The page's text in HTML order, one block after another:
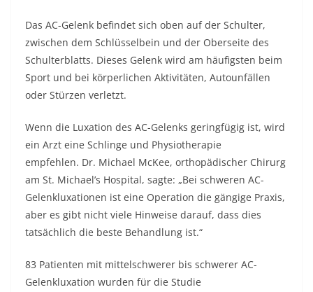
Das AC-Gelenk befindet sich oben auf der Schulter,
zwischen dem Schlüsselbein und der Oberseite des
Schulterblatts. Dieses Gelenk wird am häufigsten beim
Sport und bei körperlichen Aktivitäten, Autounfällen
oder Stürzen verletzt.
Wenn die Luxation des AC-Gelenks geringfügig ist, wird
ein Arzt eine Schlinge und Physiotherapie
empfehlen. Dr. Michael McKee, orthopädischer Chirurg
am St. Michael’s Hospital, sagte: „Bei schweren AC-
Gelenkluxationen ist eine Operation die gängige Praxis,
aber es gibt nicht viele Hinweise darauf, dass dies
tatsächlich die beste Behandlung ist.“
83 Patienten mit mittelschwerer bis schwerer AC-
Gelenkluxation wurden für die Studie